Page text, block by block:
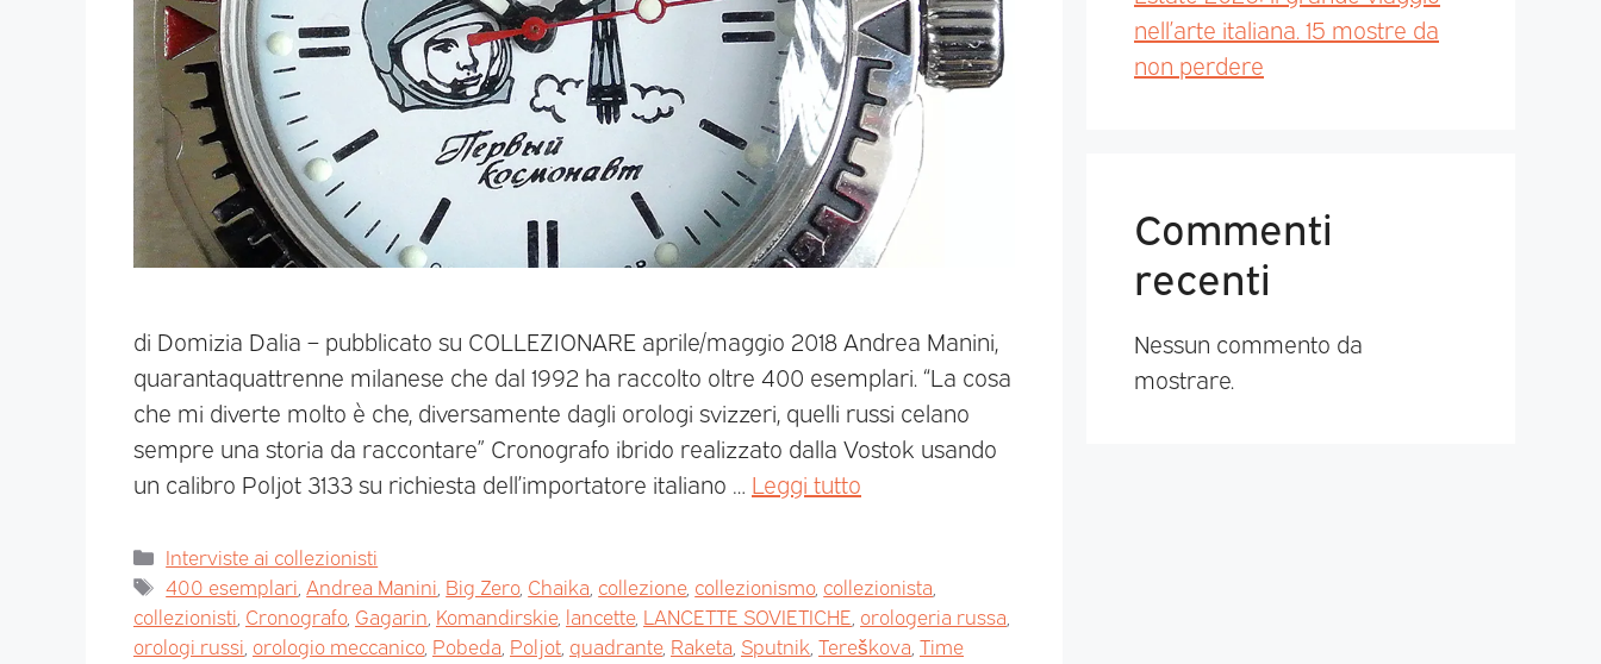
di Domizia Dalia – pubblicato su COLLEZIONARE aprile/maggio 2018 Andrea Manini,
quarantaquattrenne milanese che dal 1992 ha raccolto oltre 400 esemplari. “La cosa
che mi diverte molto è che, diversamente dagli orologi svizzeri, quelli russi celano
sempre una storia da raccontare” Cronografo ibrido realizzato dalla Vostok usando
un calibro Poljot 3133 su richiesta dell’importatore italiano … Leggi tutto
Interviste ai collezionisti
400 esemplari Andrea Manini Big Zero, Chaika collezione, collezionismo, collezionista
collezionisti Cronografo, Gagarin Komandirskie, lancette, LANCETTE SOVIETICHE orologeria russa
orologi russi orologio meccanico, Pobeda Poljot quadrante, Raketa Sputnik Tereškova Time
nell’arte italiana. 15 mostre da
non perdere
Commenti
recenti
Nessun commento da
mostrare.